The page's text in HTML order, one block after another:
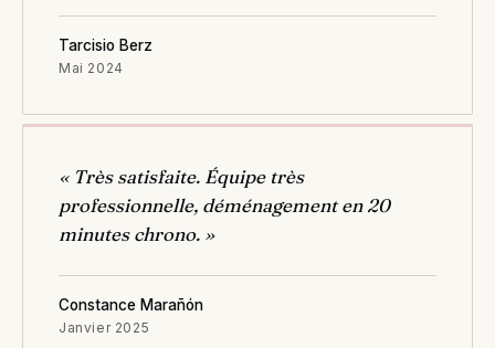
Tarcisio Berz
Mai 2024
« Très satisfaite. Équipe très
professionnelle, déménagement en 20
minutes chrono. »
Constance Marañón
Janvier 2025